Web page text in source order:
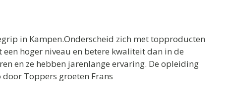
in Kampen.Onderscheid zich met topproducten
hoger niveau en betere kwaliteit dan in de
en ze hebben jarenlange ervaring. De opleiding
door Toppers groeten Frans